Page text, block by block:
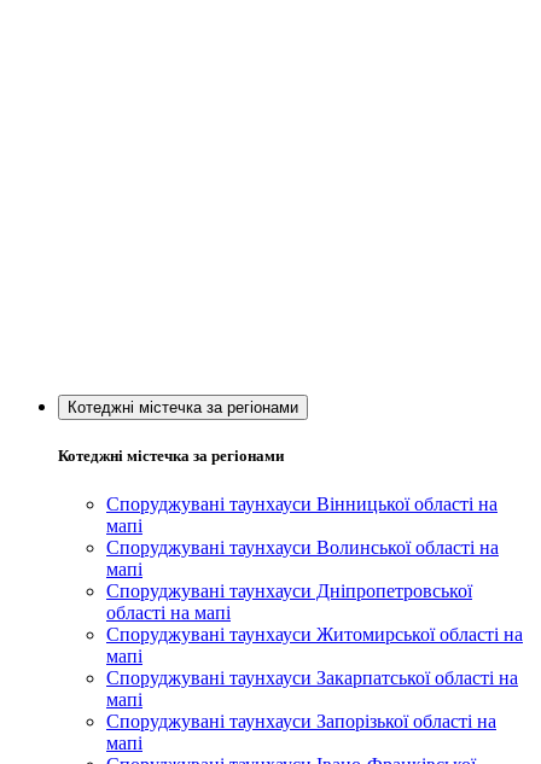
Котеджні містечка за регіонами
Котеджні містечка за регіонами
Споруджувані таунхауси Вінницької області на
мапі
Споруджувані таунхауси Волинської області на
мапі
Споруджувані таунхауси Дніпропетровської
області на мапі
Споруджувані таунхауси Житомирської області на
мапі
Споруджувані таунхауси Закарпатської області на
мапі
Споруджувані таунхауси Запорізької області на
мапі